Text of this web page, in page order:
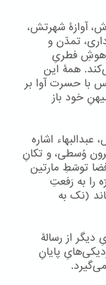
آوازۀ شهرتش،
تمدّن و
هوشِ فطریِ
همۀ این
با حسرت آوا بر
خود باز
اشاره
وُسطی، و تکانِ
توسّطِ مارتین
را به رَفعتِ
(نک به
دیگر از رسالۀ
پایانِ